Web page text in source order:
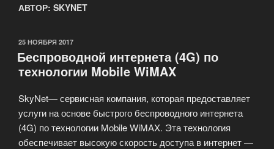
АВТОР: SKYNET
ОПУБЛИКОВАНО
25 НОЯБРЯ 2017
Беспроводной интернета (4G) по
технологии Mobile WiMAX
SkyNet— сервисная компания, которая предоставляет
услуги на основе быстрого беспроводного интернета
(4G) по технологии Mobile WiMAX. Эта технология
обеспечивает высокую скорость доступа в интернет —